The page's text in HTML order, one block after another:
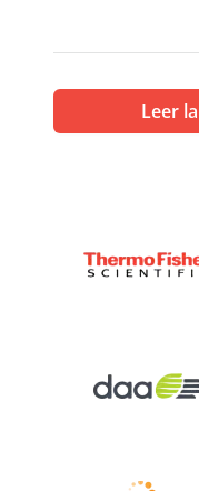
Leer